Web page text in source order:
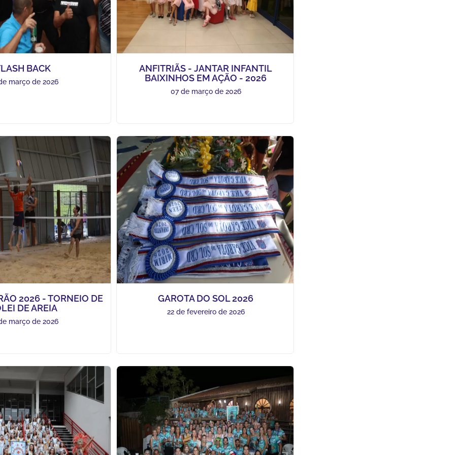
BACK
março de 2026
ANFITRIÃS - JANTAR INFANTIL
BAIXINHOS EM AÇÃO - 2026
07 de março de 2026
2026 - TORNEIO DE
DE AREIA
março de 2026
GAROTA DO SOL 2026
22 de fevereiro de 2026